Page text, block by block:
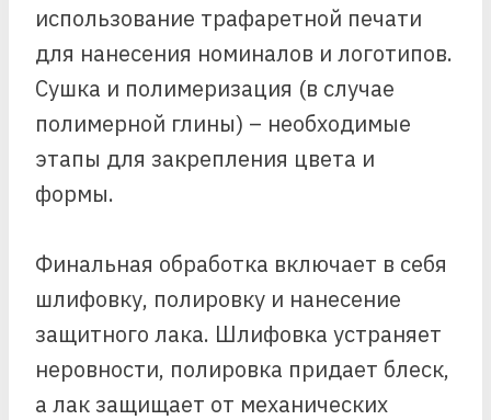
использование трафаретной печати
для нанесения номиналов и логотипов.
Сушка и полимеризация (в случае
полимерной глины) – необходимые
этапы для закрепления цвета и
формы.
Финальная обработка включает в себя
шлифовку, полировку и нанесение
защитного лака. Шлифовка устраняет
неровности, полировка придает блеск,
а лак защищает от механических